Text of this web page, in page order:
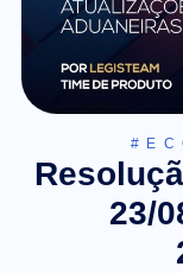
23/